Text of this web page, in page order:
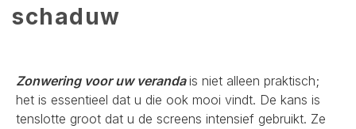
schaduw
Zonwering voor uw verandais niet alleen praktisch;
het is essentieel dat u die ook mooi vindt. De kans is
tenslotte groot dat u de screens intensief gebruikt. Ze